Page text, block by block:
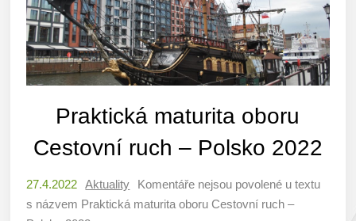
Praktická maturita oboru
Cestovní ruch – Polsko 2022
27.4.2022 Aktuality Komentáře nejsou povolené u textu
s názvem Praktická maturita oboru Cestovní ruch –